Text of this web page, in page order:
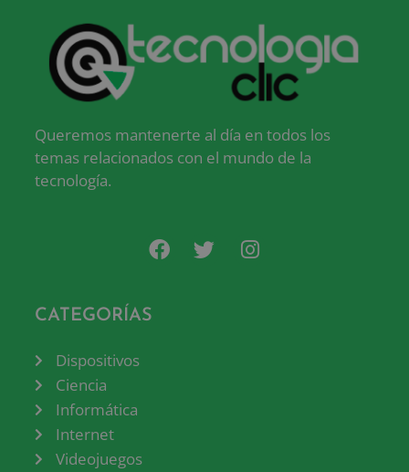
Queremos mantenerte al día en todos los
temas relacionados con el mundo de la
tecnología.
CATEGORÍAS
Dispositivos
Ciencia
Informática
Internet
Videojuegos